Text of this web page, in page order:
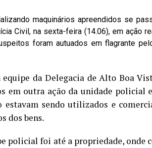
maquinários apreendidos se
Civil, na sexta-feira (14.06), em ação
foram autuados em flagrante
da Delegacia de Alto Boa
em outra ação da unidade policial
sendo utilizados e
dos bens.
policial foi até a propriedade, onde